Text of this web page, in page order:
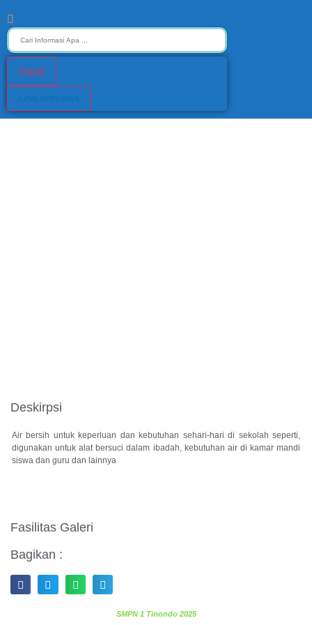
Hasil
Lihat semuanya
Deskirpsi
Air bersih untuk keperluan dan kebutuhan sehari-hari di sekolah seperti,
digunakan untuk alat bersuci dalam ibadah, kebutuhan air di kamar mandi
siswa dan guru dan lainnya
Fasilitas Galeri
Bagikan :
SMPN 1 Tinondo 2025